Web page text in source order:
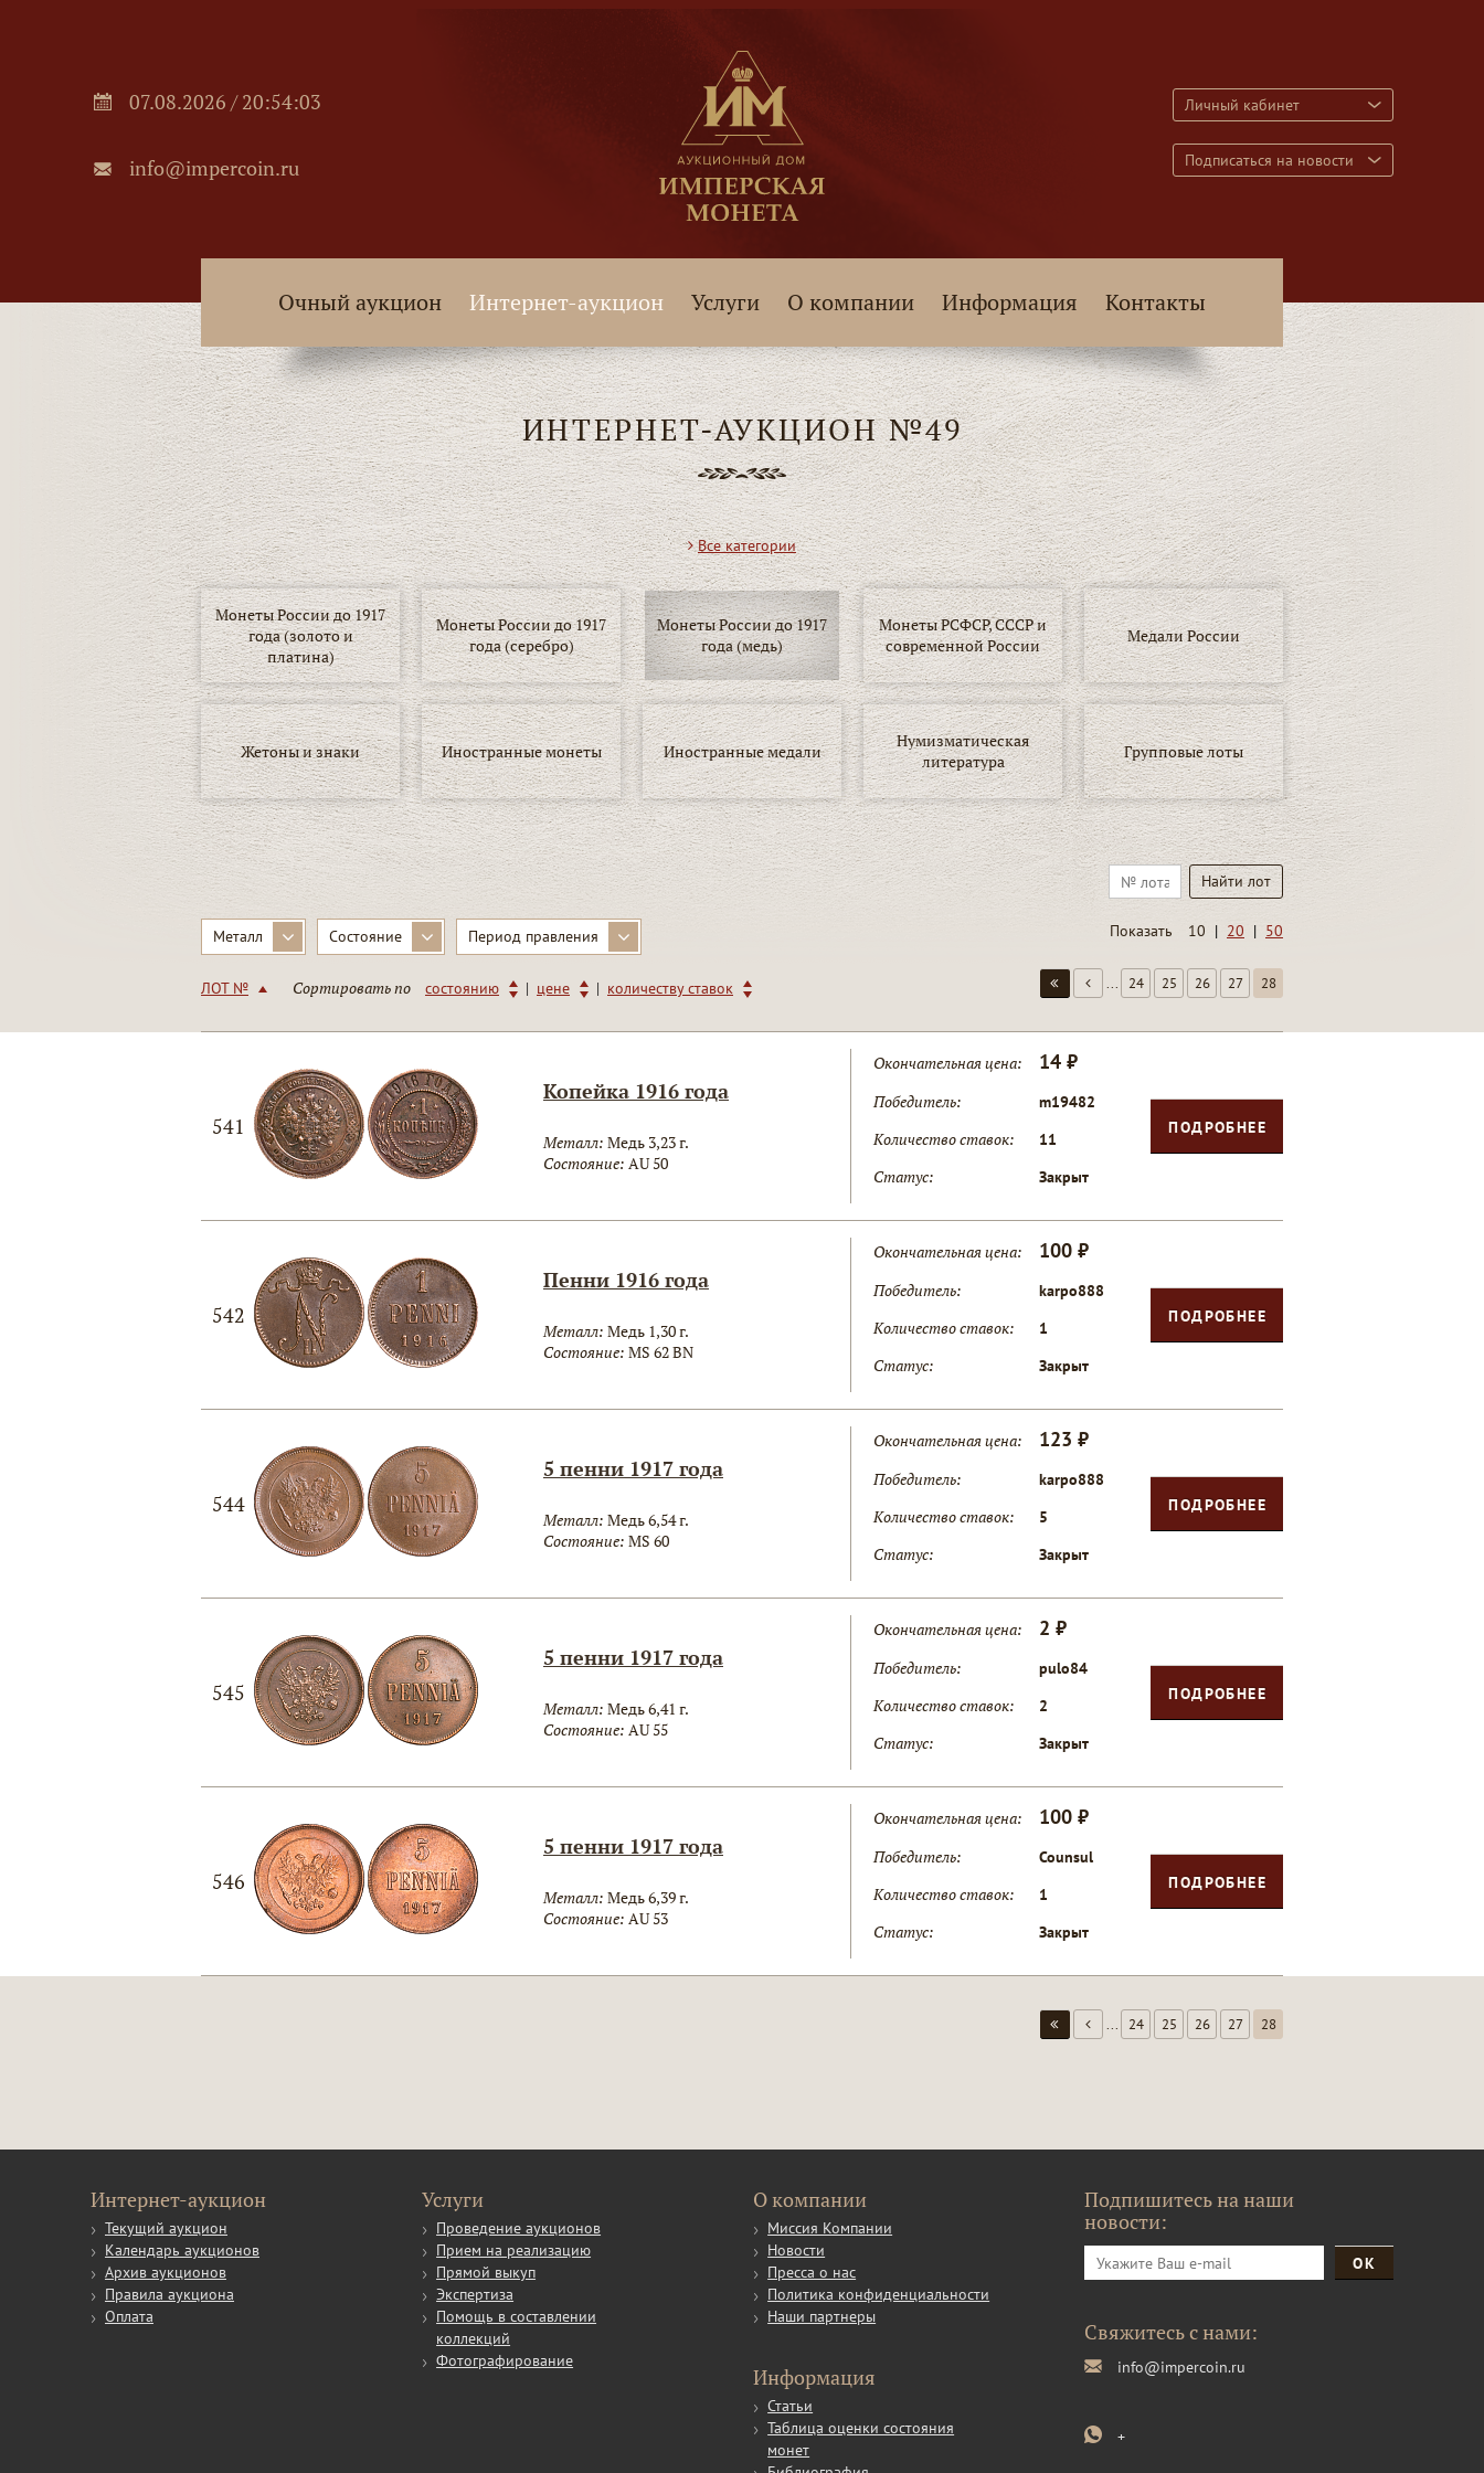
07.08.2026 / 20:54:04
info@impercoin.ru
Личный кабинет
Подписаться на новости
Очный аукцион Интернет-аукцион Услуги О компании Информация Контакты
ИНТЕРНЕТ-АУКЦИОН №49
Все категории
Монеты России до 1917
года (золото и
платина)
Монеты России до 1917
года (серебро)
Монеты России до 1917
года (медь)
Монеты РСФСР, СССР и
современной России
Медали России
Жетоны и знаки Иностранные монеты Иностранные медали
Нумизматическая
литература
Групповые лоты
Металл Состояние Период правления
ЛОТ № Сортировать по состоянию | цене | количеству ставок
Показать 10 | 20 | 50
... 24 25 26 27 28
541
Копейка 1916 года
Металл: Медь 3,23 г.
Состояние: AU 50
Окончательная цена: 14 ₽
Победитель: m19482
Количество ставок: 11
Статус: Закрыт
ПОДРОБНЕЕ
542
Пенни 1916 года
Металл: Медь 1,30 г.
Состояние: MS 62 BN
Окончательная цена: 100 ₽
Победитель: karpo888
Количество ставок: 1
Статус: Закрыт
ПОДРОБНЕЕ
544
5 пенни 1917 года
Металл: Медь 6,54 г.
Состояние: MS 60
Окончательная цена: 123 ₽
Победитель: karpo888
Количество ставок: 5
Статус: Закрыт
ПОДРОБНЕЕ
545
5 пенни 1917 года
Металл: Медь 6,41 г.
Состояние: AU 55
Окончательная цена: 2 ₽
Победитель: pulo84
Количество ставок: 2
Статус: Закрыт
ПОДРОБНЕЕ
546
5 пенни 1917 года
Металл: Медь 6,39 г.
Состояние: AU 53
Окончательная цена: 100 ₽
Победитель: Counsul
Количество ставок: 1
Статус: Закрыт
ПОДРОБНЕЕ
... 24 25 26 27 28
Интернет-аукцион
Текущий аукцион
Календарь аукционов
Архив аукционов
Правила аукциона
Оплата
Услуги
Проведение аукционов
Прием на реализацию
Прямой выкуп
Экспертиза
Помощь в составлении
коллекций
Фотографирование
О компании
Миссия Компании
Новости
Пресса о нас
Политика конфиденциальности
Наши партнеры
Информация
Статьи
Таблица оценки состояния
монет
Подпишитесь на наши
новости:
Свяжитесь с нами:
info@impercoin.ru
+